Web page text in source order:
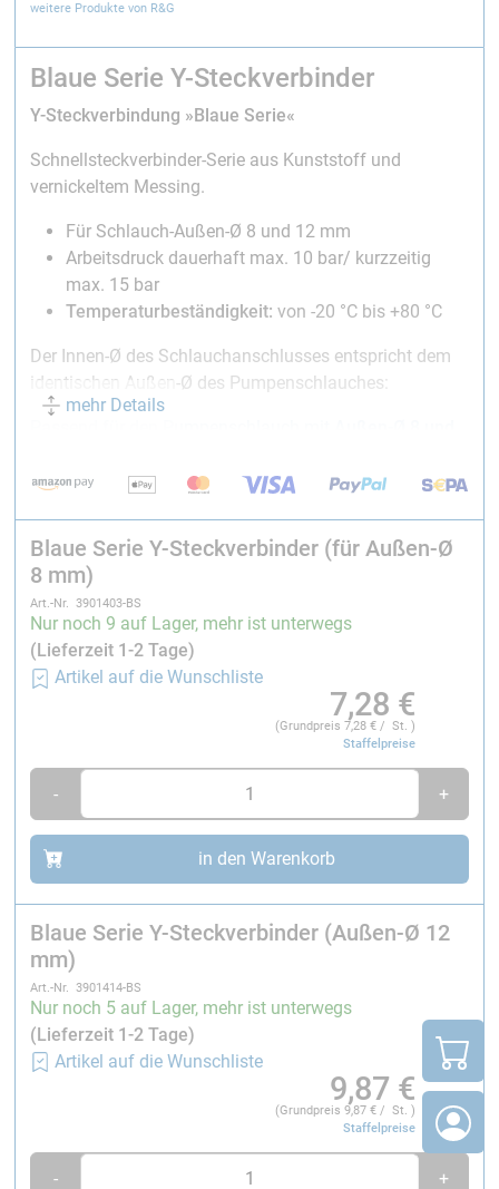
weitere Produkte von R&G
Blaue Serie Y-Steckverbinder
Y-Steckverbindung »Blaue Serie«
Schnellsteckverbinder-Serie aus Kunststoff und
vernickeltem Messing.
Für Schlauch-Außen-Ø 8 und 12 mm
Arbeitsdruck dauerhaft max. 10 bar/ kurzzeitig
max. 15 bar
Temperaturbeständigkeit: von -20 °C bis +80 °C
Der Innen-Ø des Schlauchanschlusses entspricht dem
identischen Außen-Ø des Pumpenschlauches:
Passend für den Teflon Pumpenschlauch mit Außen-Ø
Schlauchverbinder eignen sich auch hervorragend als
Rohrverbinder
Der Innen-Ø des Schlauchverbinders passt zum
identischen Außen-Ø des Carbon-Rohrs:
Passend für Carbon-Rohre mit
Außen-Ø 8 mm
Außen-Ø 12 mm
mehr Details
Blaue Serie Y-Steckverbinder (für Außen-Ø
8 mm)
Art.-Nr. 3901403-BS
Nur noch 9 auf Lager, mehr ist unterwegs
(Lieferzeit 1-2 Tage)
Artikel auf die Wunschliste
7,28 €
(Grundpreis7,28 € / St. )
Staffelpreise
- +
in den Warenkorb
Blaue Serie Y-Steckverbinder (Außen-Ø 12
mm)
Art.-Nr. 3901414-BS
Nur noch 5 auf Lager, mehr ist unterwegs
(Lieferzeit 1-2 Tage)
Artikel auf die Wunschliste
9,87 €
(Grundpreis9,87 € / St. )
Staffelpreise
- +